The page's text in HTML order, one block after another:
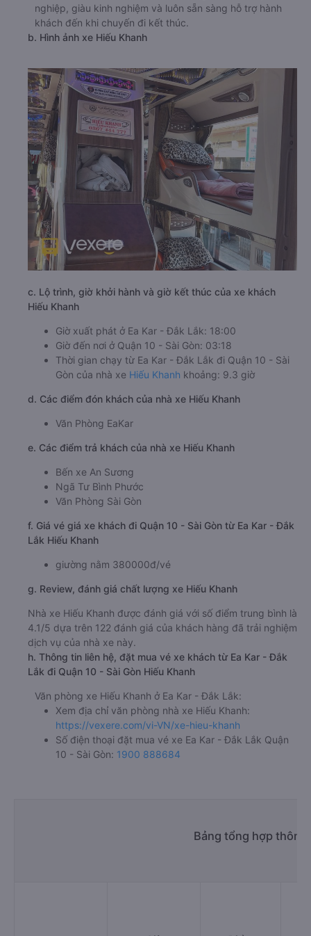
nghiệp, giàu kinh nghiệm và luôn sẵn sàng hỗ trợ hành
khách đến khi chuyến đi kết thúc.
b. Hình ảnh xe Hiếu Khanh
c. Lộ trình, giờ khởi hành và giờ kết thúc của xe khách
Hiếu Khanh
Giờ xuất phát ở Ea Kar - Đắk Lắk: 18:00
Giờ đến nơi ở Quận 10 - Sài Gòn: 03:18
Thời gian chạy từ Ea Kar - Đắk Lắk đi Quận 10 - Sài
Gòn của nhà xe Hiếu Khanh khoảng: 9.3 giờ
d. Các điểm đón khách của nhà xe Hiếu Khanh
Văn Phòng EaKar
e. Các điểm trả khách của nhà xe Hiếu Khanh
Bến xe An Sương
Ngã Tư Bình Phước
Văn Phòng Sài Gòn
f. Giá vé giá xe khách đi Quận 10 - Sài Gòn từ Ea Kar - Đắk
Lắk Hiếu Khanh
giường nằm 380000đ/vé
g. Review, đánh giá chất lượng xe Hiếu Khanh
Nhà xe Hiếu Khanh được đánh giá với số điểm trung bình là
4.1/5 dựa trên 122 đánh giá của khách hàng đã trải nghiệm
dịch vụ của nhà xe này.
h. Thông tin liên hệ, đặt mua vé xe khách từ Ea Kar - Đắk
Lắk đi Quận 10 - Sài Gòn Hiếu Khanh
Văn phòng xe Hiếu Khanh ở Ea Kar - Đắk Lắk:
Xem địa chỉ văn phòng nhà xe Hiếu Khanh:
https://vexere.com/vi-VN/xe-hieu-khanh
Số điện thoại đặt mua vé xe Ea Kar - Đắk Lắk Quận
10 - Sài Gòn: 1900 888684
Bảng tổng hợp thông